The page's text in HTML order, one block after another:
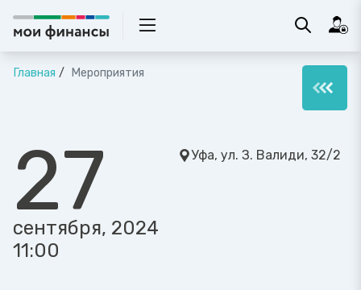
Главная Мероприятия
27
сентября, 2024
11:00
Уфа, ул. З. Валиди, 32/2